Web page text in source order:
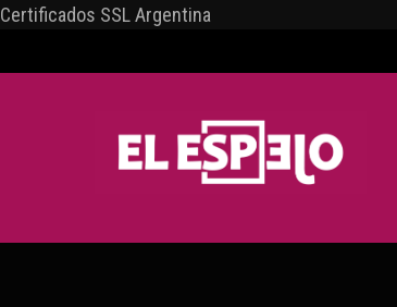
Certificados SSL Argentina